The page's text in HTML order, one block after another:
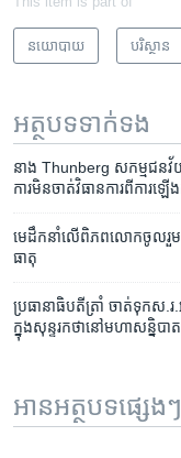
នយោបាយ បរិស្ថាន
អត្ថបទ​ទាក់ទង
នាង Thunberg សកម្មជន​វ័
ការ​មិន​ចាត់​វិធានការ​ពី​ការ​ឡើ
មេដឹកនាំ​លើ​ពិភពលោក​ចូលរួម​កិ
ធាតុ
ប្រធានាធិបតី​ត្រាំ ចាត់​ទុក​ស.
ក្នុង​សុន្ទរកថា​នៅ​មហាសន្និប
អានអត្ថបទផ្សេង